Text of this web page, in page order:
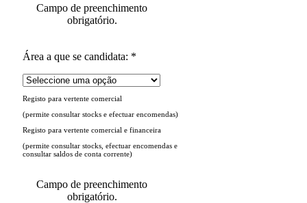
Campo de preenchimento
obrigatório.
Área a que se candidata: *
Registo para vertente comercial
(permite consultar stocks e efectuar encomendas)
Registo para vertente comercial e financeira
(permite consultar stocks, efectuar encomendas e
consultar saldos de conta corrente)
Campo de preenchimento
obrigatório.